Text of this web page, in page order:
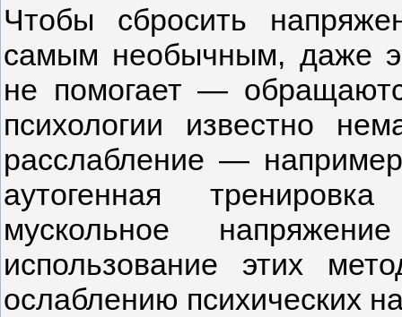
Чтобы сбросить
самым необычным, даже
не помогает —
психологии известно
расслабление —
аутогенная
мускольное
использование этих
ослаблению психических